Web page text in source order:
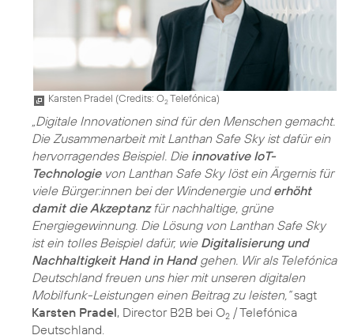
Karsten Pradel (Credits: O2Telefónica)
„Digitale Innovationen sind für den Menschen gemacht.
Die Zusammenarbeit mit Lanthan Safe Sky ist dafür ein
hervorragendes Beispiel. Die innovative IoT-
Technologievon Lanthan Safe Sky löst ein Ärgernis für
viele Bürger:innen bei der Windenergie underhöht
damit die Akzeptanzfür nachhaltige, grüne
Energiegewinnung. Die Lösung von Lanthan Safe Sky
ist ein tolles Beispiel dafür, wie Digitalisierung und
Nachhaltigkeit Hand in Handgehen. Wir als Telefónica
Deutschland freuen uns hier mit unseren digitalen
Mobilfunk-Leistungen einen Beitrag zu leisten,“sagt
Karsten Pradel, Director B2B bei O2 / Telefónica
Deutschland.